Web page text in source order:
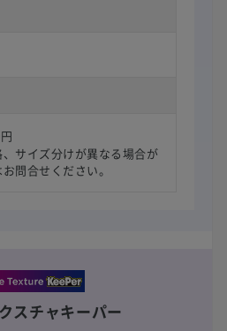
サイズ分けが異なる場合が
問合せください。
スチャキーパー